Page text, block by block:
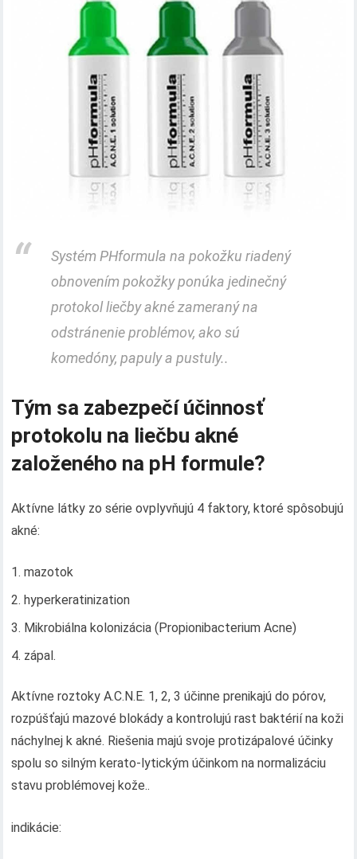
Systém PHformula na pokožku riadený
obnovením pokožky ponúka jedinečný
protokol liečby akné zameraný na
odstránenie problémov, ako sú
komedóny, papuly a pustuly..
Tým sa zabezpečí účinnosť
protokolu na liečbu akné
založeného na pH formule?
Aktívne látky zo série ovplyvňujú 4 faktory, ktoré spôsobujú
akné:
mazotok
hyperkeratinization
Mikrobiálna kolonizácia (Propionibacterium Acne)
zápal.
Aktívne roztoky A.C.N.E. 1, 2, 3 účinne prenikajú do pórov,
rozpúšťajú mazové blokády a kontrolujú rast baktérií na koži
náchylnej k akné. Riešenia majú svoje protizápalové účinky
spolu so silným kerato-lytickým účinkom na normalizáciu
stavu problémovej kože..
indikácie: